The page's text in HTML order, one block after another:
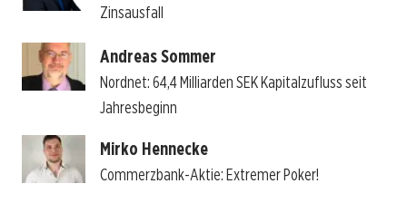
Zinsausfall
Andreas Sommer
Nordnet: 64,4 Milliarden SEK Kapitalzufluss seit
Jahresbeginn
Mirko Hennecke
Commerzbank-Aktie: Extremer Poker!